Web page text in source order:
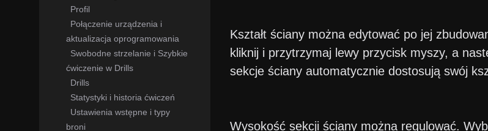
Profil
Połączenie urządzenia i
aktualizacja oprogramowania
Swobodne strzelanie i Szybkie
ćwiczenie w Drills
Drills
Statystyki i historia ćwiczeń
Ustawienia wstępne i typy
broni
Kształt ściany można edytować po jej
kliknij i przytrzymaj lewy przycisk myszy, a
sekcje ściany automatycznie dostosują swój
Wysokość sekcji ściany można regulować.